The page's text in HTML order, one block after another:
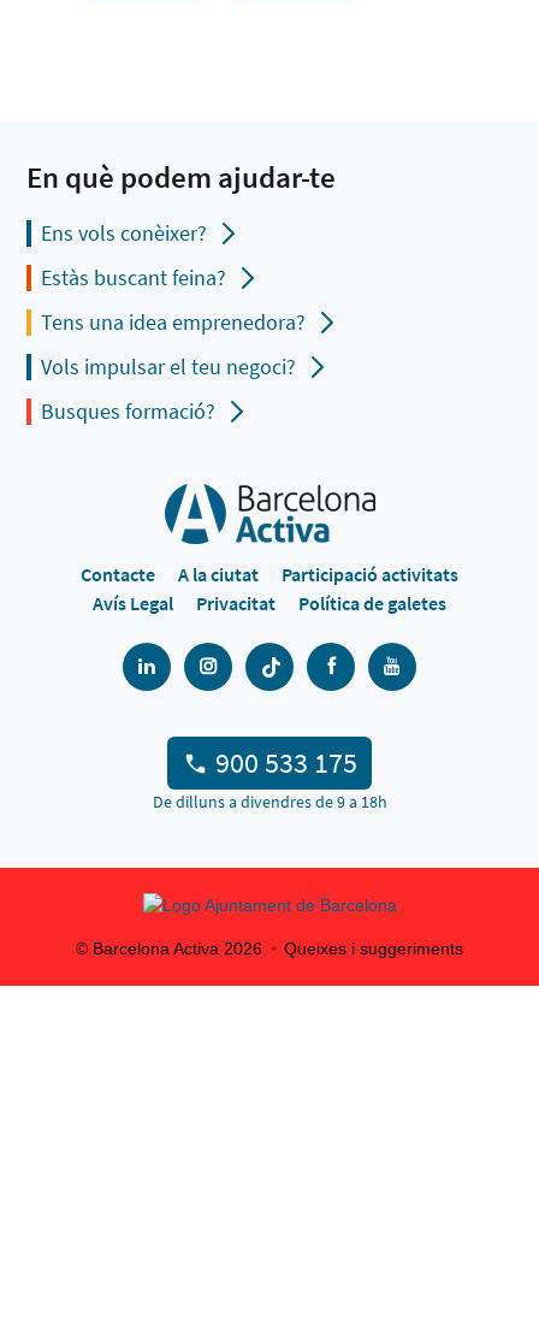
En què podem ajudar-te
Ens vols conèixer?
Estàs buscant feina?
Tens una idea emprenedora?
Vols impulsar el teu negoci?
Busques formació?
Contacte A la ciutat
Participació activitats
Avís Legal
Privacitat Política de galetes
900 533 175
De dilluns a divendres de 9 a 18h
© Barcelona Activa 2026 Queixes i suggeriments